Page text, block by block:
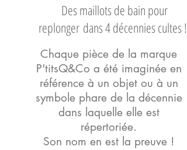
Des maillots de bain pour
replonger dans 4 décennies cultes !
Chaque pièce de la marque
P'titsQ&Co a été imaginée en
référence à un objet ou à un
symbole phare de la décennie
dans laquelle elle est
répertoriée.
Son nom en est la preuve !